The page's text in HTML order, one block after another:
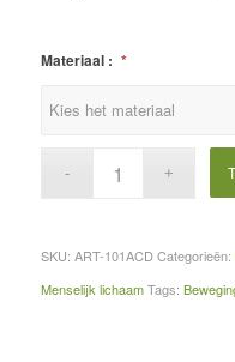
Materiaal : *
SKU: ART-101ACD Categorieën:
Menselijk lichaam Tags: